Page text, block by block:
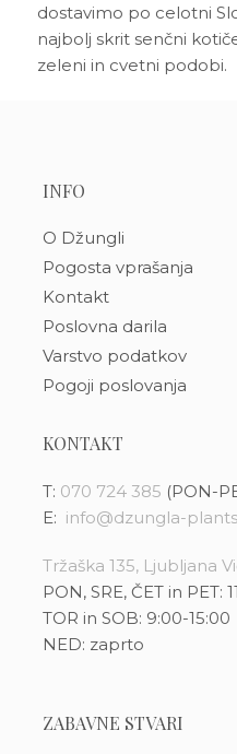
dostavimo po celotni
najbolj skrit senčni
zeleni in cvetni podobi.
INFO
O Džungli
Pogosta vprašanja
Kontakt
Poslovna darila
Varstvo podatkov
Pogoji poslovanja
KONTAKT
T: 070 724 385 (PON-
E: info@dzungla-
Tržaška 135, Ljubljana
PON, SRE, ČET in PET:
TOR in SOB: 9:00-15:00
NED: zaprto
ZABAVNE STVARI